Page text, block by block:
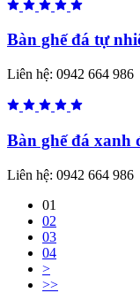
Bàn ghế đá tự
Liên hệ: 0942 664 986
Bàn ghế đá xanh
Liên hệ: 0942 664 986
01
02
03
04
>
>>